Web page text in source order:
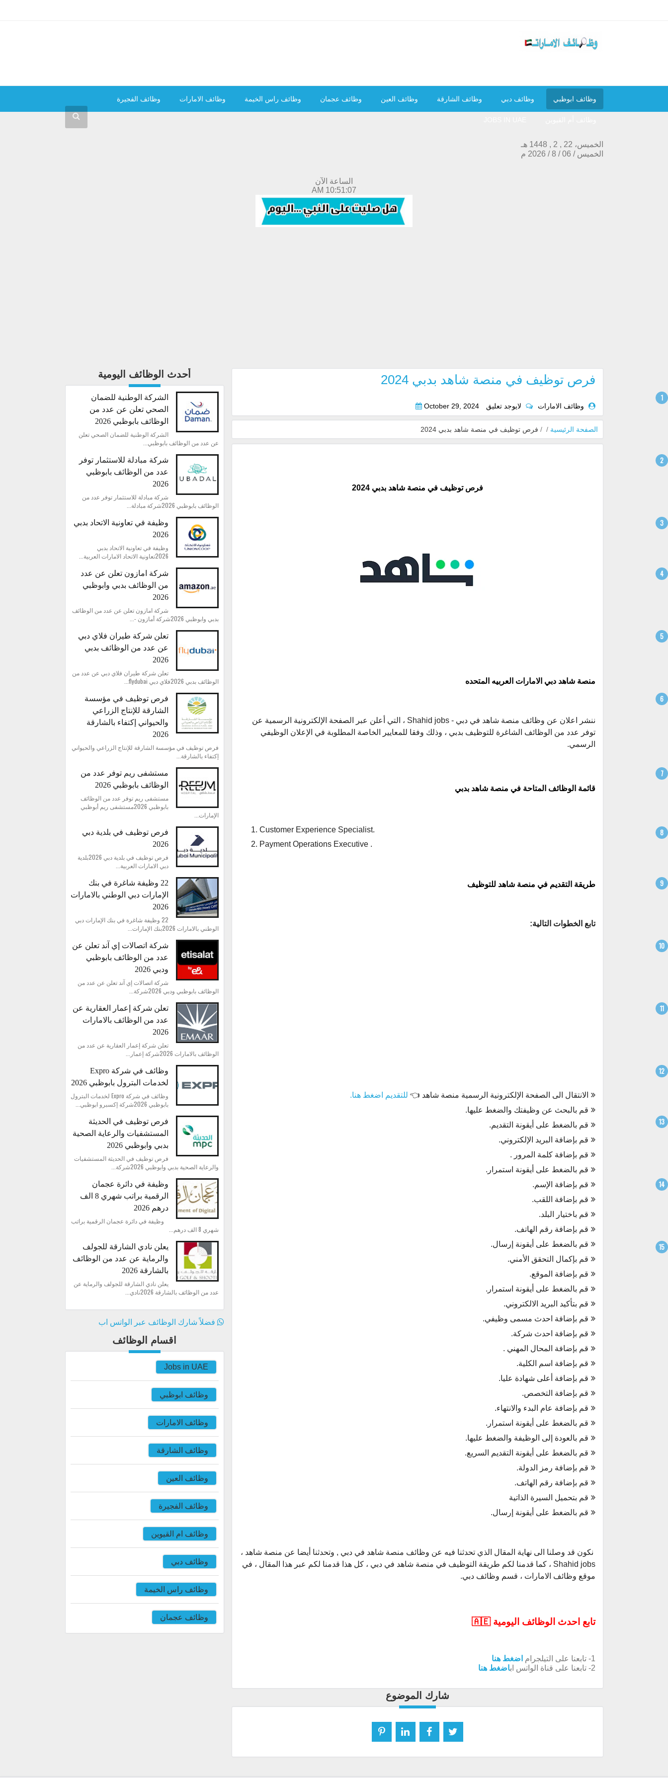
وظائف ابوظبي وظائف دبي وظائف الشارقة وظائف العين وظائف عجمان وظائف راس الخيمة وظائف الامارات وظائف الفجيرة
الخميس، 22 , 2 , 1448 هـ
الخميس /
06
/
8
/
2026 م
الساعة الآن
10:51:08 AM
فرص توظيف في منصة شاهد بدبي 2024
وظائف الامارات لايوجد تعليق October 29, 2024
الصفحة الرئيسية /
/ فرص توظيف في منصة شاهد بدبي 2024
فرص توظيف في منصة شاهد بدبي 2024
منصة شاهد دبي الامارات العربيه المتحده
ننشر اعلان عن وظائف منصة شاهد في دبي - Shahid jobs ، التي أعلن عبر الصفحة الإلكترونية الرسمية عن
توفر عدد من الوظائف الشاغرة للتوظيف بدبي ، وذلك وفقا للمعايير الخاصة المطلوبة في الإعلان الوظيفي
الرسمي.
قائمة الوظائف المتاحة في منصة شاهد بدبي
Customer Experience Specialist.
Payment Operations Executive .
طريقة التقديم في منصة شاهد للتوظيف
تابع الخطوات التالية:
الانتقال الى الصفحة الإلكترونية الرسمية منصة شاهد 👈 للتقديم اضغط هنا.
قم بالبحث عن وظيفتك والضغط عليها.
قم بالضغط على أيقونة التقديم.
قم بإضافة البريد الإلكتروني.
قم بإضافة كلمة المرور .
قم بالضغط على أيقونة استمرار.
قم بإضافة الإسم.
قم بإضافة اللقب.
قم باختيار البلد.
قم بإضافة رقم الهاتف.
قم بالضغط على أيقونة إرسال.
قم بإكمال التحقق الأمني.
قم بإضافة الموقع.
قم بالضغط على أيقونة استمرار.
قم بتأكيد البريد الالكتروني.
قم بإضافة احدث مسمى وظيفي.
قم بإضافة احدث شركة.
قم بإضافة المحال المهني .
قم بإضافة اسم الكلية.
قم بإضافة أعلى شهادة عليا.
قم بإضافة التخصص.
قم بإضافة عام البدء والانتهاء.
قم بالضغط على أيقونة استمرار.
قم بالعودة إلى الوظيفة والضغط عليها.
قم بالضغط على أيقونة التقديم السريع.
قم بإضافة رمز الدولة.
قم بإضافة رقم الهاتف.
قم بتحميل السيرة الذاتية
قم بالضغط على أيقونة إرسال.
نكون قد وصلنا الى نهاية المقال الذي تحدثنا فيه عن وظائف منصة شاهد في دبي , وتحدثنا أيضا عن منصة شاهد ،
Shahid jobs ، كما قدمنا لكم طريقة التوظيف في منصة شاهد في دبي ، كل هذا قدمنا لكم عبر هذا المقال ، في
موقع وظائف الامارات ، قسم وظائف دبي.
تابع احدث الوظائف اليومية 🇦🇪
1- تابعنا على التيلجرام
اضغط هنا
2- تابعنا على قناة الواتس اب
اضغط هنا
شارك الموضوع
أحدث الوظائف اليومية
الشركة الوطنية للضمان
الصحي تعلن عن عدد من
الوظائف بابوظبي 2026
الشركة الوطنية للضمان الصحي تعلن
عن عدد من الوظائف بابوظبي...
شركة مبادلة للاستثمار توفر
عدد من الوظائف بابوظبي
2026
شركة مبادلة للاستثمار توفر عدد من
الوظائف بابوظبي 2026شركة مبادلة...
وظيفة في تعاونية الاتحاد بدبي
2026
وظيفة في تعاونية الاتحاد بدبي
2026تعاونية الاتحاد الامارات العربية...
شركة امازون تعلن عن عدد
من الوظائف بدبي وابوظبي
2026
شركة امازون تعلن عن عدد من الوظائف
بدبي وابوظبي 2026شركة أمازون -...
تعلن شركة طيران فلاي دبي
عن عدد من الوظائف بدبي
2026
تعلن شركة طيران فلاي دبي عن عدد من
الوظائف بدبي 2026فلاي دبي flydubai...
فرص توظيف في مؤسسة
الشارقة للإنتاج الزراعي
والحيواني إكتفاء بالشارقة
2026
فرص توظيف في مؤسسة الشارقة للإنتاج الزراعي والحيواني
إكتفاء بالشارقة...
مستشفى ريم توفر عدد من
الوظائف بابوظبي 2026
مستشفى ريم توفر عدد من الوظائف
بابوظبي 2026مستشفى ريم أبوظبي
الإمارات...
فرص توظيف في بلدية دبي
2026
فرص توظيف في بلدية دبي 2026بلدية
دبي الامارات العربية...
22 وظيفة شاغرة في بنك
الإمارات دبي الوطني بالامارات
2026
22 وظيفة شاغرة في بنك الإمارات دبي
الوطني بالامارات 2026بنك الإمارات...
شركة اتصالات إي آند تعلن عن
عدد من الوظائف بابوظبي
ودبي 2026
شركة اتصالات إي آند تعلن عن عدد من
الوظائف بابوظبي ودبي 2026شركة...
تعلن شركة إعمار العقارية عن
عدد من الوظائف بالامارات
2026
تعلن شركة إعمار العقارية عن عدد من
الوظائف بالامارات 2026شركة إعمار...
وظائف في شركة Expro
لخدمات البترول بابوظبي 2026
وظائف في شركة Expro لخدمات البترول
بابوظبي 2026شركة إكسبرو ابوظبي...
فرص توظيف في الحديثة
المستشفيات والرعاية الصحية
بدبي وابوظبي 2026
فرص توظيف في الحديثة المستشفيات
والرعاية الصحية بدبي وابوظبي 2026شركة...
وظيفة في دائرة عجمان
الرقمية براتب شهري 8 الف
درهم 2026
وظيفة في دائرة عجمان الرقمية براتب
شهري 8 الف درهم...
يعلن نادي الشارقة للجولف
والرماية عن عدد من الوظائف
بالشارقة 2026
يعلن نادي الشارقة للجولف والرماية عن
عدد من الوظائف بالشارقة 2026نادي...
فضلاً شارك الوظائف عبر الواتس اب
اقسام الوظائف
Jobs in UAE
وظائف ابوظبي
وظائف الامارات
وظائف الشارقة
وظائف العين
وظائف الفجيرة
وظائف ام القيوين
وظائف دبي
وظائف راس الخيمة
وظائف عجمان